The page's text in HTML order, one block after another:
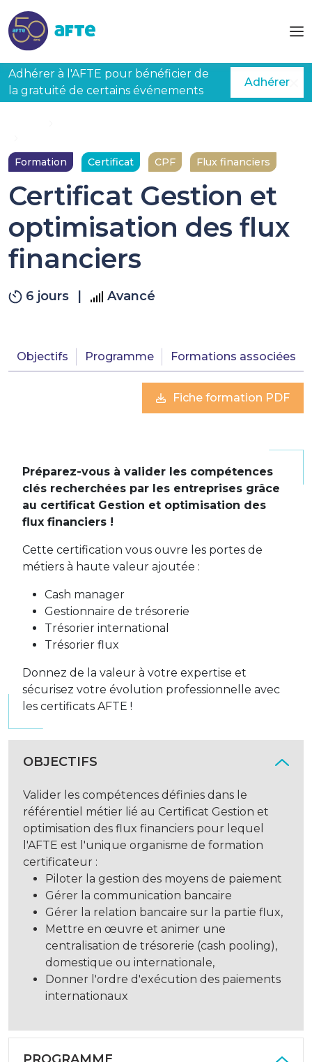
Adhérer à l'AFTE pour bénéficier de
la gratuité de certains événements
Adhérer
Formation
Certificat CPF Flux financiers
Certificat Gestion et
optimisation des flux
financiers
6 jours Avancé
Objectifs Programme Formations associées
Fiche formation PDF
Préparez-vous à valider les compétences
clés recherchées par les entreprises grâce
au certificat Gestion et optimisation des
flux financiers !
Cette certification vous ouvre les portes de
métiers à haute valeur ajoutée :
Cash manager
Gestionnaire de trésorerie
Trésorier international
Trésorier flux
Donnez de la valeur à votre expertise et
sécurisez votre évolution professionnelle avec
les certificats AFTE !
OBJECTIFS
Valider les compétences définies dans le
référentiel métier lié au Certificat Gestion et
optimisation des flux financiers pour lequel
l'AFTE est l'unique organisme de formation
certificateur :
Piloter la gestion des moyens de paiement
Gérer la communication bancaire
Gérer la relation bancaire sur la partie flux,
Mettre en œuvre et animer une
centralisation de trésorerie (cash pooling),
domestique ou internationale,
Donner l'ordre d'exécution des paiements
internationaux